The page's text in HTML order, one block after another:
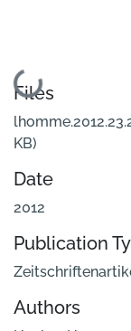
Loading...
Files
KB)
Date
2012
Publication
Authors